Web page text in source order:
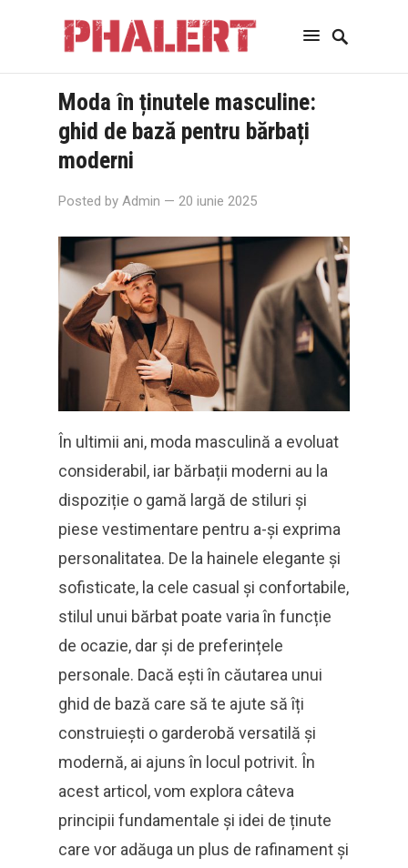
Moda în ținutele masculine:
ghid de bază pentru bărbați
moderni
Posted by Admin — 20 iunie 2025
În ultimii ani, moda masculină a evoluat
considerabil, iar bărbații moderni au la
dispoziție o gamă largă de stiluri și
piese vestimentare pentru a-și exprima
personalitatea. De la hainele elegante și
sofisticate, la cele casual și confortabile,
stilul unui bărbat poate varia în funcție
de ocazie, dar și de preferințele
personale. Dacă ești în căutarea unui
ghid de bază care să te ajute să îți
construiești o garderobă versatilă și
modernă, ai ajuns în locul potrivit. În
acest articol, vom explora câteva
principii fundamentale și idei de ținute
care vor adăuga un plus de rafinament și